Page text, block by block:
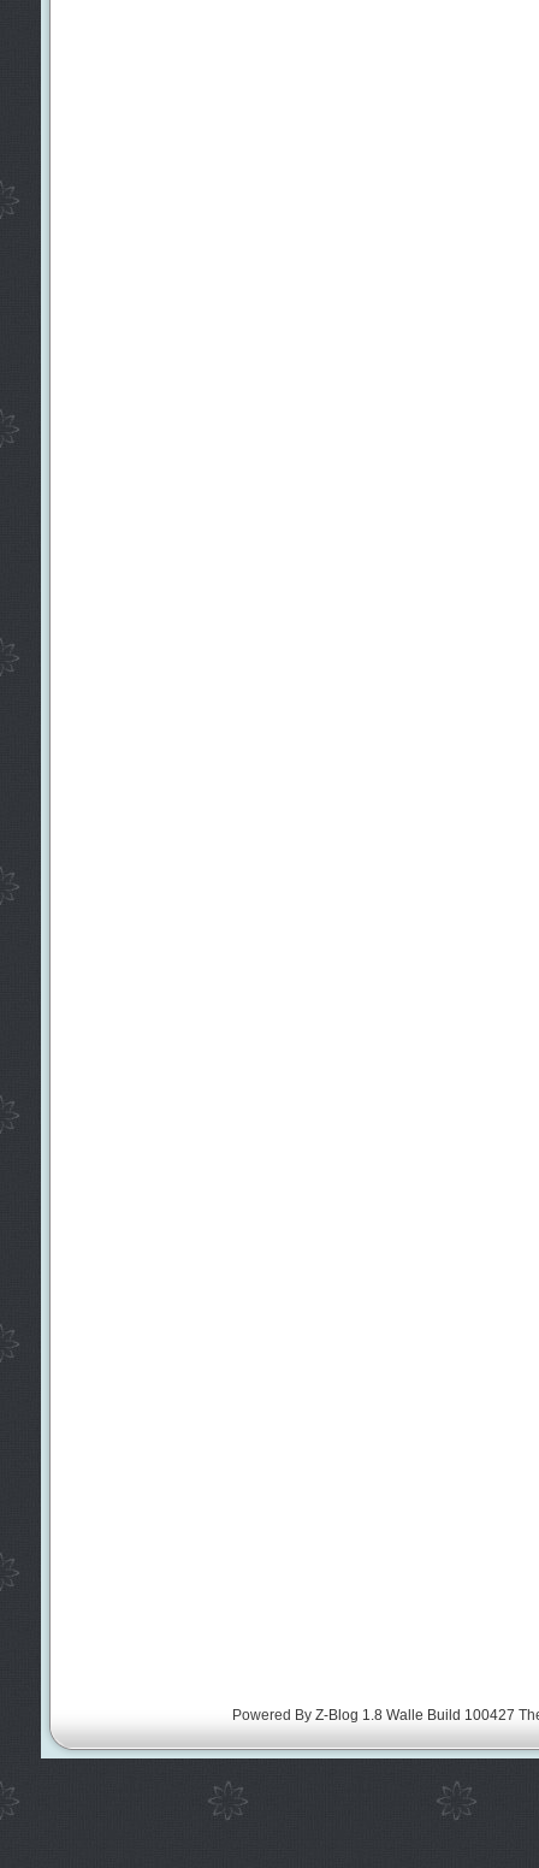
Powered By Z-Blog 1.8 Walle Build 100427